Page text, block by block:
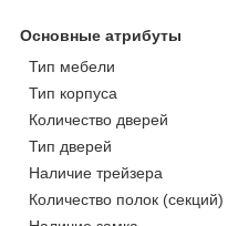
Основные атрибуты
Тип мебели
Тип корпуса
Количество дверей
Тип дверей
Наличие трейзера
Количество полок (секций)